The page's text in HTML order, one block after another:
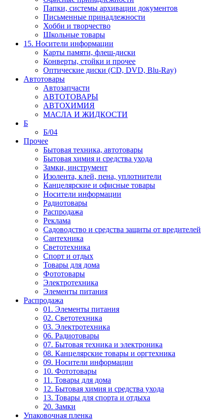
Папки, системы архивации документов
Письменные принадлежности
Хобби и творчество
Школьные товары
15. Носители информации
Карты памяти, флеш-диски
Конверты, стойки и прочее
Оптические диски (CD, DVD, Blu-Ray)
Автотовары
Автозапчасти
АВТОТОВАРЫ
АВТОХИМИЯ
МАСЛА И ЖИДКОСТИ
Б
Б/04
Прочее
Бытовая техника, автотовары
Бытовая химия и средства ухода
Замки, инструмент
Изолента, клей, пена, уплотнители
Канцелярские и офисные товары
Носители информации
Радиотовары
Распродажа
Реклама
Садоводство и средства защиты от вредителей
Сантехника
Светотехника
Спорт и отдых
Товары для дома
Фототовары
Электротехника
Элементы питания
Распродажа
01. Элементы питания
02. Светотехника
03. Электротехника
06. Радиотовары
07. Бытовая техника и электроника
08. Канцелярские товары и оргтехника
09. Носители информации
10. Фототовары
11. Товары для дома
12. Бытовая химия и средства ухода
13. Товары для спорта и отдыха
20. Замки
Упаковочная пленка